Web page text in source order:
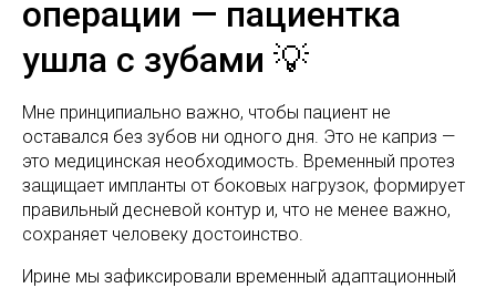
операции — пациентка
ушла с зубами 💡
Мне принципиально важно, чтобы пациент не
оставался без зубов ни одного дня. Это не каприз —
это медицинская необходимость. Временный протез
защищает импланты от боковых нагрузок, формирует
правильный десневой контур и, что не менее важно,
сохраняет человеку достоинство.
Ирине мы зафиксировали временный адаптационный